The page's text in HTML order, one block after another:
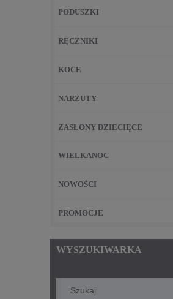
PODUSZKI
RĘCZNIKI
KOCE
NARZUTY
ZASŁONY DZIECIĘCE
WIELKANOC
NOWOŚCI
PROMOCJE
WYSZUKIWARKA